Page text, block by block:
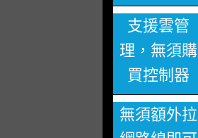
支援雲管
理，無須購
買控制器
無須額外拉